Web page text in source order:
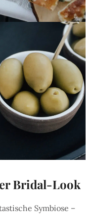
Bridal-Look
Symbiose –